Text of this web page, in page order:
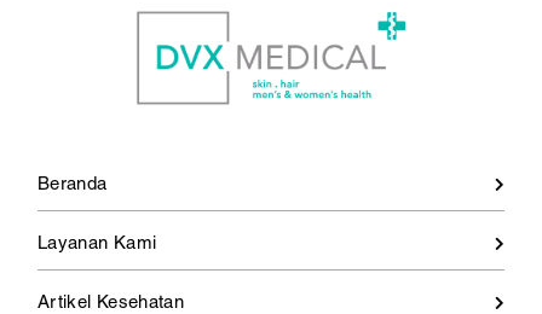
Beranda
Layanan Kami
Artikel Kesehatan